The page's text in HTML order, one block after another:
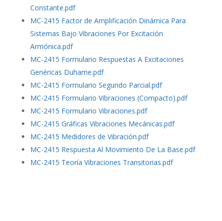
Constante.pdf
MC-2415 Factor de Amplificación Dinámica Para
Sistemas Bajo Vibraciones Por Excitación
Armónica.pdf
MC-2415 Formulario Respuestas A Excitaciones
Genéricas Duhame.pdf
MC-2415 Formulario Segundo Parcial.pdf
MC-2415 Formulario Vibraciones (Compacto).pdf
MC-2415 Formulario Vibraciones.pdf
MC-2415 Gráficas Vibraciones Mecánicas.pdf
MC-2415 Medidores de Vibración.pdf
MC-2415 Respuesta Al Movimiento De La Base.pdf
MC-2415 Teoría Vibraciones Transitorias.pdf